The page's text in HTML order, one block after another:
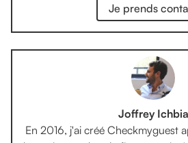
Je prends
Joffrey Ichbia
En 2016, j'ai créé Checkmyguest